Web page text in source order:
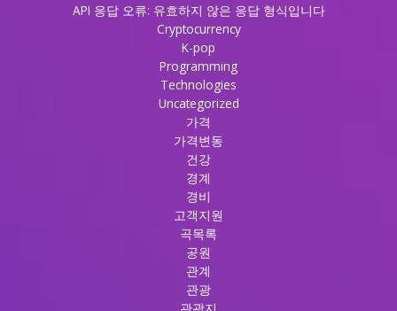
API 응답 오류: 유효하지 않은 응답 형식입니다
Cryptocurrency
K-pop
Programming
Technologies
Uncategorized
가격
가격변동
건강
경계
경비
고객지원
곡목록
공원
관계
관광